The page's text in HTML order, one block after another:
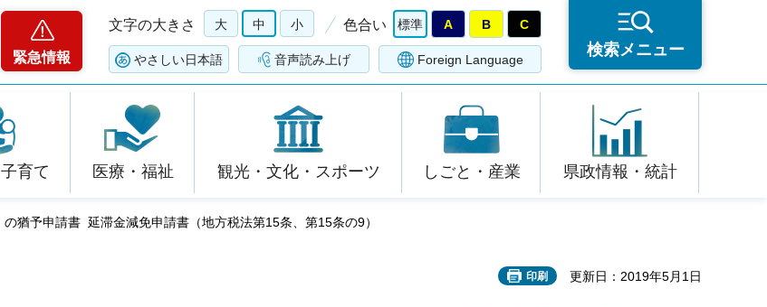
緊急情報
文字の大きさ 大 中 小 色合い 標準 A B C
やさしい日本語 音声読み上げ Foreign Language
検索メニュー
育て 医療・福祉 観光・文化・スポーツ しごと・産業 県政情報・統計
猶予申請書 延滞金減免申請書（地方税法第15条、第15条の9）
印刷 更新日：2019年5月1日